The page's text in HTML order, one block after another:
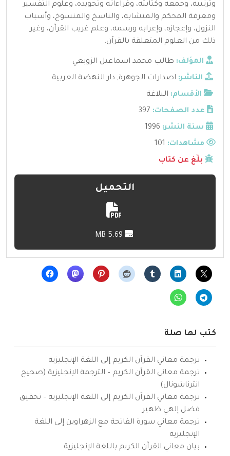
وترتيبه، وجمعه وكتابته، وقراءاته وتجويده، وعلوم التفسير
ومعرفة المحكم والمتشابه، والناسخ والمنسوخ، وأسباب
النزول، وإعجازه، وإعرابه ورسمه، وعلم غريب القرآن، وغير
ذلك من العلوم المتعلقة بالقرآن.
المؤلف: طالب محمد اسماعيل الزوبعي
الناشر: اصدارات الجوهرة, دار النهضة العربية
الأقسام: البلاغة
عدد الصفحات: 397
سنة النشر: 1996
مشاهدات:
بلّغ عن كتاب
التحميل
كتب لها صلة
ترجمة معاني القرآن الكريم إلى اللغة الإنجليزية
ترجمة معاني القرآن الكريم – الترجمة الإنجليزية (صحيح
انترناشونال)
ترجمة معاني القرآن الكريم إلى اللغة الإنجليزية – تحقيق
فضل إلهي ظهير
ترجمة معاني سورة الفاتحة مع الزهراوين إلى اللغة
الإنجليزية
بيان معاني القرآن الكريم باللغة الإنجليزية